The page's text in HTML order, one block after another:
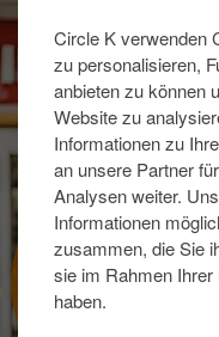
Circle K verwenden
zu personalisieren,
anbieten zu können
Website zu
Informationen zu
an unsere Partner
Analysen weiter.
Informationen
zusammen, die Sie
sie im Rahmen
haben.
u
m
I
n
h
a
I
m
g
e
RUND UM